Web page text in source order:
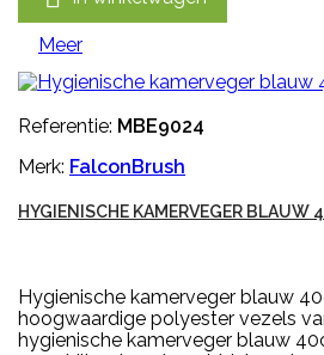
Meer
Referentie: MBE9024
Merk: FalconBrush
HYGIENISCHE KAMERVEGER BLAUW
Hygienische kamerveger blauw
hoogwaardige polyester vezels
hygienische kamerveger blauw